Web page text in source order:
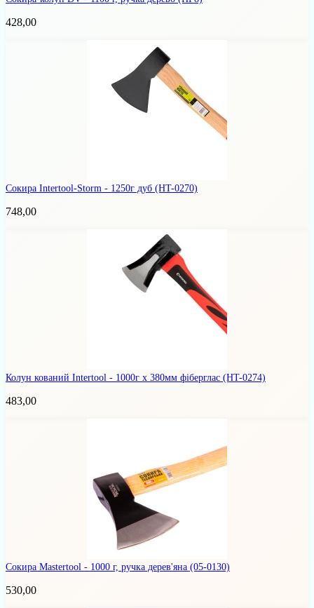
428,00
Сокира Intertool-Storm - 1250г дуб (HT-0270)
748,00
Колун кований Intertool - 1000г x 380мм фіберглас (HT-0274)
483,00
Сокира Mastertool - 1000 г, ручка дерев'яна (05-0130)
530,00